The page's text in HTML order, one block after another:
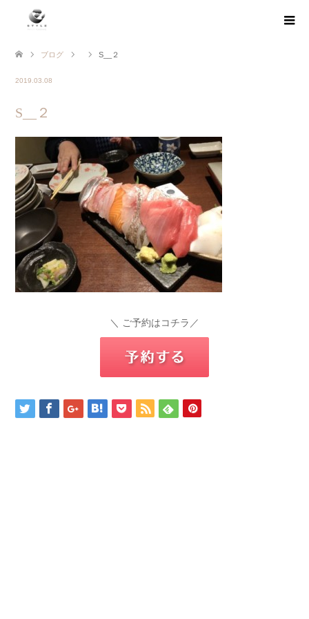
ブログ S__２
2019.03.08
S__２
＼ ご予約はコチラ／